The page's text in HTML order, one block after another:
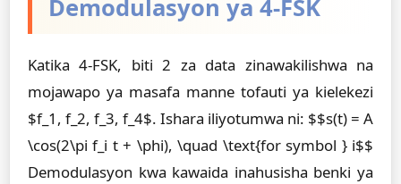
Demodulasyon ya 4-FSK
Katika 4-FSK, biti 2 za data zinawakilishwa na
mojawapo ya masafa manne tofauti ya kielekezi
$f_1, f_2, f_3, f_4$. Ishara iliyotumwa ni: $$s(t) = A
\cos(2\pi f_i t + \phi), \quad \text{for symbol } i$$
Demodulasyon kwa kawaida inahusisha benki ya